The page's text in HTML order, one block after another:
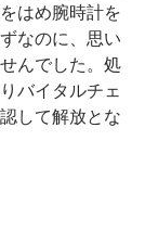
はめ腕時計を
なのに、思い
んでした。処
バイタルチェ
して解放とな